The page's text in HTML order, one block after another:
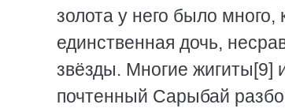
золота у него было
единственная дочь,
звёзды. Многие жигиты[9]
почтенный Сарыбай